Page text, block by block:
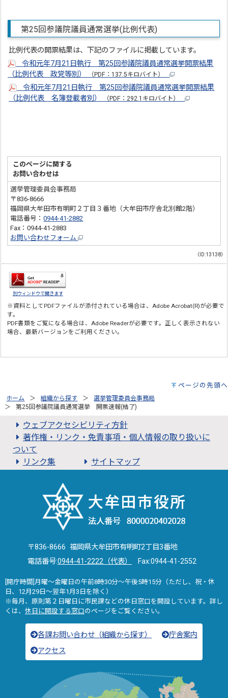
第25回参議院議員通常選挙(比例代表)
比例代表の開票結果は、下記のファイルに掲載しています。
令和元年7月21日執行 第25回参議院議員通常選挙開票結果
（比例代表 政党等別）
（PDF：137.5キロバイト）
令和元年7月21日執行 第25回参議院議員通常選挙開票結果
（比例代表 名簿登載者別）
（PDF：292.1キロバイト）
このページに関する
お問い合わせは
選挙管理委員会事務局
〒836-8666
福岡県大牟田市有明町２丁目３番地（大牟田市庁舎北別館2階）
電話番号：0944-41-2882
Fax：0944-41-2883
お問い合わせフォーム
（ID:13138）
別ウィンドウで開きます
※資料としてPDFファイルが添付されている場合は、Adobe Acrobat(R)が必要で
す。
PDF書類をご覧になる場合は、Adobe Readerが必要です。正しく表示されない
場合、最新バージョンをご利用ください。
ページの先頭へ
ホーム 組織から探す
選挙管理委員会事務局
第25回参議院議員通常選挙 開票速報(結了)
ウェブアクセシビリティ方針
著作権・リンク・免責事項・個人情報の取り扱いに
ついて
リンク集
サイトマップ
〒836-8666 福岡県大牟田市有明町2丁目3番地
電話番号:0944-41-2222（代表） Fax:0944-41-2552
[開庁時間]月曜～金曜日の午前8時30分～午後5時15分（ただし、祝・休
日、12月29日～翌年1月3日を除く）
※毎月、原則第２日曜日に市民課などの休日窓口を開設しています。詳し
くは、 休日に開設する窓口のページをご覧ください。
各課お問い合わせ（組織から探す）
庁舎案内
アクセス